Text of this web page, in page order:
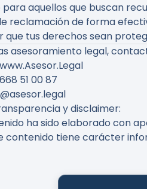
aquellos que buscan
reclamación de forma
que tus derechos sean
asesoramiento legal,
51 00 87
y disclaimer:
ha sido elaborado con
contenido tiene carácter